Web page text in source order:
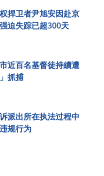
捍卫者尹旭安因赴京
迫失踪已超300天
近百名基督徒持續遭
抓捕
派出所在执法过程中
规行为